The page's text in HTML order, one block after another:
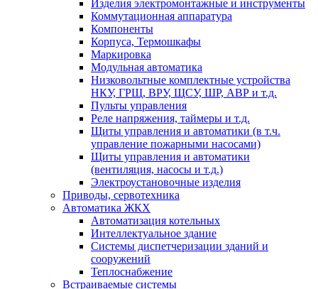
Изделия электромонтажные и инструменты
Коммутационная аппаратура
Компоненты
Корпуса, Термошкафы
Маркировка
Модульная автоматика
Низковольтные комплектные устройства
НКУ, ГРЩ, ВРУ, ЩСУ, ШР, АВР и т.д.
Пульты управления
Реле напряжения, таймеры и т.д.
Щиты управления и автоматики (в т.ч.
управление пожарными насосами)
Щиты управления и автоматики
(вентиляция, насосы и т.д.)
Электроустановочные изделия
Приводы, сервотехника
Автоматика ЖКХ
Автоматизация котельных
Интеллектуальное здание
Системы диспетчеризации зданий и
сооружений
Теплоснабжение
Встраиваемые системы